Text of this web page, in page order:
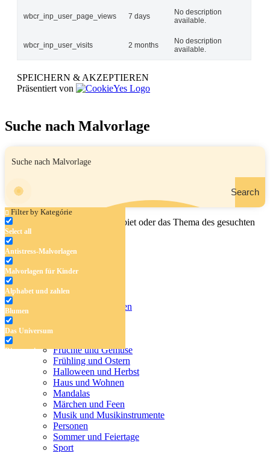
wbcr_inp_user_page_views 7 days
No description
available.
wbcr_inp_user_visits 2 months
No description
available.
SPEICHERN & AKZEPTIEREN
Präsentiert von
Suche nach Malvorlage
Search
Filter by Kategórie
Select all
Antistress-Malvorlagen
Malvorlagen für Kinder
Alphabet und zahlen
Blumen
Das Universum
Dinosaurier
Früchte und Gemüse
Frühling und Ostern
Halloween und Herbst
Haus und Wohnen
Geben Sie den Namen, das Gebiet oder das Thema des gesuchten
Malbuchs ein.
Malvorlagen für Kinder
Alphabet und zahlen
Früchte und Gemüse
Frühling und Ostern
Halloween und Herbst
Haus und Wohnen
Mandalas
Märchen und Feen
Musik und Musikinstrumente
Personen
Sommer und Feiertage
Sport